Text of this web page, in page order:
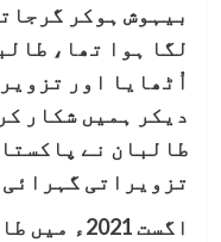
بیہوش ہوکر
لگا ہوا تھا،
اُٹھایا اور
دیکر ہمیں شکار
طالبان نے
تزویراتی
اگست